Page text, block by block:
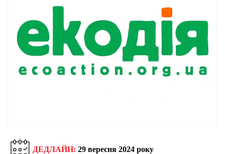
ДЕДЛАЙН: 29 вересня 2024 року